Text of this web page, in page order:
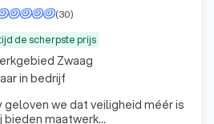
de scherpste prijs
(30)
we dat veiligheid méér is
bieden maatwerk
Zwaag
in bedrijf